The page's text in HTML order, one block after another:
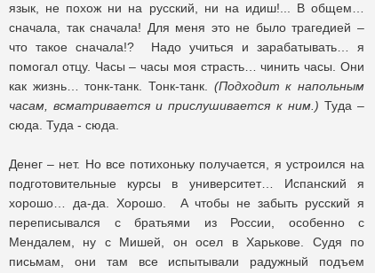
язык, не похож ни на русский, ни на идиш!... В общем…
сначала, так сначала! Для меня это не было трагедией –
что такое сначала!? Надо учиться и зарабатывать… я
помогал отцу. Часы – часы моя страсть… чинить часы. Они
как жизнь… тонк-танк. Тонк-танк. (Подходит к напольным
часам, всматривается и прислушивается к ним.) Туда –
сюда. Туда - сюда.
Денег – нет. Но все потихоньку получается, я устроился на
подготовительные курсы в университет… Испанский я
хорошо… да-да. Хорошо. А чтобы не забыть русский я
переписывался с братьями из России, особенно с
Мендалем, ну с Мишей, он осел в Харькове. Судя по
письмам, они там все испытывали радужный подъем